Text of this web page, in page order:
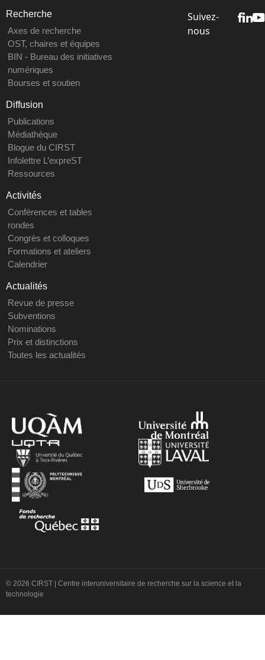
Recherche
Axes de recherche
OST, chaires et équipes
BIN - Bureau des initiatives
numériques
Bourses et soutien
Diffusion
Publications
Médiathèque
Blogue du CIRST
Infolettre L’expreST
Ressources
Activités
Conférences et tables
rondes
Congrès et colloques
Formations et ateliers
Calendrier
Actualités
Revue de presse
Subventions
Nominations
Prix et distinctions
Toutes les actualités
Suivez-
nous
© 2026 CIRST | Centre interuniversitaire de recherche sur la science et la
technologie